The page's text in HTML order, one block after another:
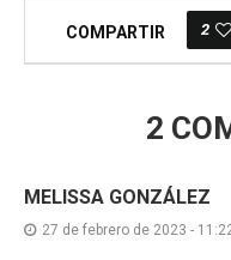
COMPARTIR 2
2
MELISSA GONZÁLEZ
27 de febrero de 2023 -